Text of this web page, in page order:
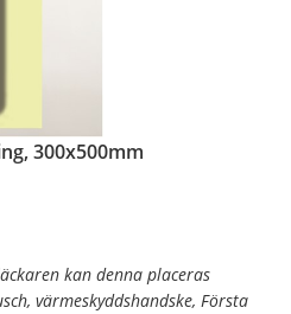
300x500mm
kan denna placeras
värmeskyddshandske, Första